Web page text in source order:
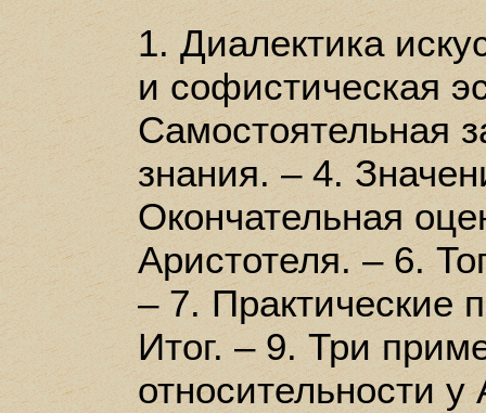
1. Диалектика
и софистическая
Самостоятельная
знания. – 4.
Окончательная
Аристотеля. – 6.
– 7. Практические
Итог. – 9. Три
относительности у